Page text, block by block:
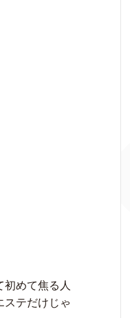
めて焦る人
ステだけじゃ